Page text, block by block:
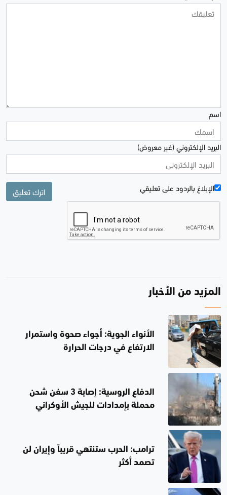
اسم
البريد الإلكتروني (غير معروض)
الإبلاغ بالردود علی تعليقي اترك تعليق
المزيد من الأخبار
الأنواء الجوية: أجواء صحوة واستمرار
الارتفاع في درجات الحرارة
الدفاع الروسية: إصابة 3 سفن شحن
محملة بإمدادات للجيش الأوكراني
ترامب: الحرب ستنتهي قريباً وإيران لن
تصمد أكثر